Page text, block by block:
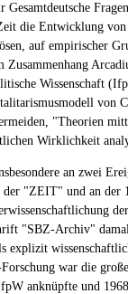
Gesamtdeutsche
die Entwicklung
auf empirischer
Zusammenhang
Wissenschaft
von
"Theorien
Wirklichkeit
an zwei
der "ZEIT" und an der
"SBZ-Archiv"
explizit
war die
anknüpfte und